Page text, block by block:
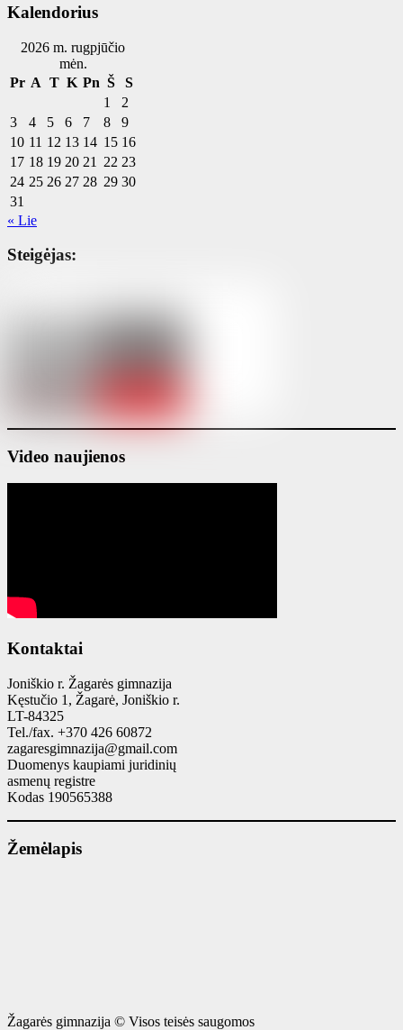
Kalendorius
2026 m. rugpjūčio
mėn.
Pr A T K Pn Š
S
1
2
3
4 5 6 7 8
9
10 11 12 13 14 15 16
17 18 19 20 21 22 23
24 25 26 27 28 29 30
31
« Lie
Steigėjas:
Video naujienos
Kontaktai
Joniškio r. Žagarės gimnazija
Kęstučio 1, Žagarė, Joniškio r.
LT-84325
Tel./fax. +370 426 60872
zagaresgimnazija@gmail.com
Duomenys kaupiami juridinių
asmenų registre
Kodas 190565388
Žemėlapis
Žagarės gimnazija © Visos teisės saugomos